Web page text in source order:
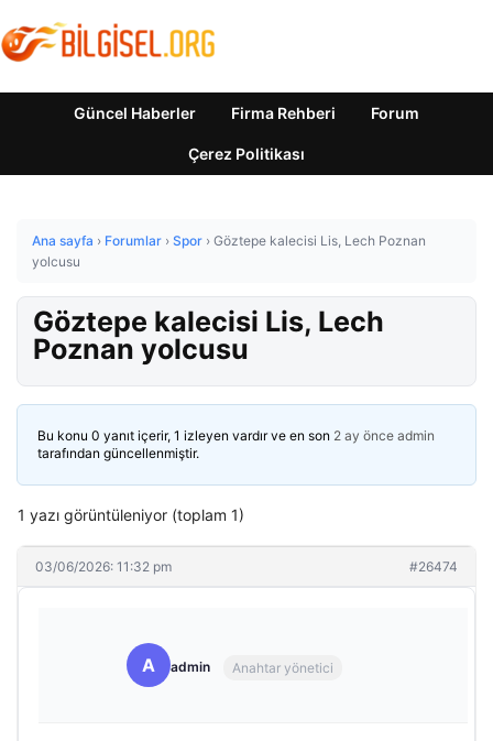
Güncel Haberler Firma Rehberi Forum
Çerez Politikası
Ana sayfa › Forumlar › Spor › Göztepe kalecisi Lis, Lech Poznan
yolcusu
Göztepe kalecisi Lis, Lech
Poznan yolcusu
Bu konu 0 yanıt içerir, 1 izleyen vardır ve en son 2 ay önce admin
tarafından güncellenmiştir.
1 yazı görüntüleniyor (toplam 1)
03/06/2026: 11:32 pm #26474
A admin Anahtar yönetici